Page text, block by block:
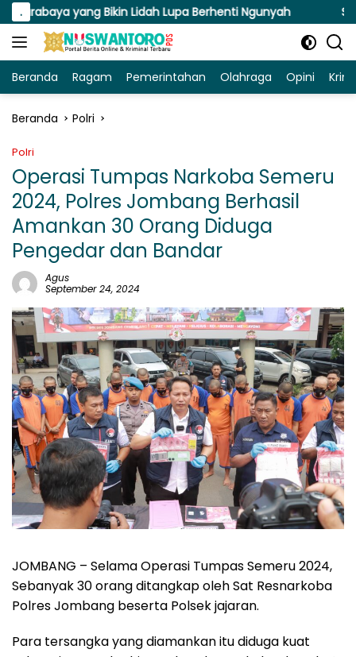
Langsung
ke
konten
. Bikin Lidah Lupa Berhenti Ngunyah Susuri Jalanan
Beranda Ragam Pemerintahan Olahraga Opini
Beranda Polri
Polri
Operasi Tumpas Narkoba Semeru
2024, Polres Jombang Berhasil
Amankan 30 Orang Diduga
Pengedar dan Bandar
Agus
September 24, 2024
JOMBANG – Selama Operasi Tumpas Semeru 2024,
Sebanyak 30 orang ditangkap oleh Sat Resnarkoba
Polres Jombang beserta Polsek jajaran.
Para tersangka yang diamankan itu diduga kuat